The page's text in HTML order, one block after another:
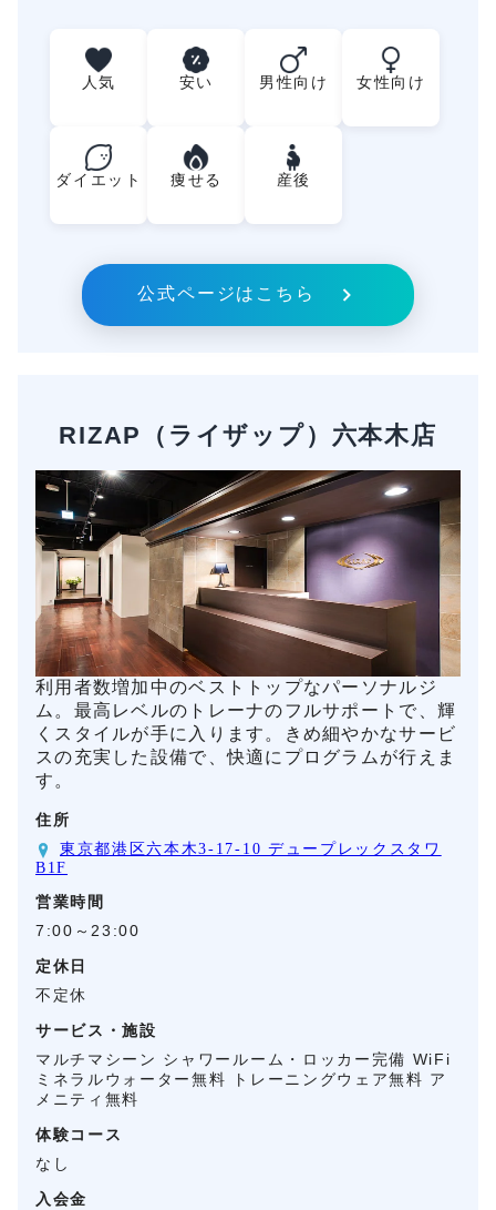
人気 安い 男性向け 女性向け
ダイエット 痩せる 産後
公式ページはこちら
RIZAP（ライザップ）六本木店
利用者数増加中のベストトップなパーソナルジ
ム。最高レベルのトレーナのフルサポートで、輝
くスタイルが手に入ります。きめ細やかなサービ
スの充実した設備で、快適にプログラムが行えま
す。
住所
東京都港区六本木3-17-10 デュープレックスタワ
B1F
営業時間
7:00～23:00
定休日
不定休
サービス・施設
マルチマシーン シャワールーム・ロッカー完備 WiFi
ミネラルウォーター無料 トレーニングウェア無料 ア
メニティ無料
体験コース
なし
入会金